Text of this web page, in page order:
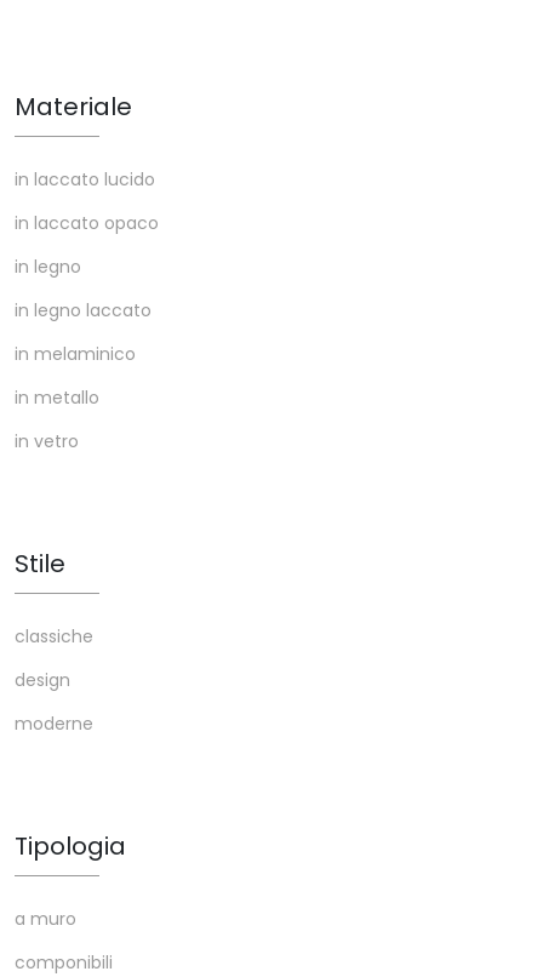
Materiale
in laccato lucido
in laccato opaco
in legno
in legno laccato
in melaminico
in metallo
in vetro
Stile
classiche
design
moderne
Tipologia
a muro
componibili